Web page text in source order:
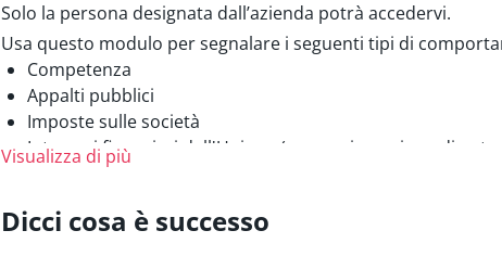
Solo la persona designata dall’azienda potrà accedervi.
Usa questo modulo per segnalare i seguenti tipi di
Competenza
Appalti pubblici
Imposte sulle società
Interessi finanziari dell'Unione (spese, riscossione di
Prevenzione del riciclaggio di denaro/finanziamento di
Radioprotezione e sicurezza nucleare
Visualizza di più
Dicci cosa è successo